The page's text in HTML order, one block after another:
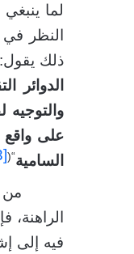
لما
النظر في
ذلك
الدوائر
والتوجيه
على واقع
السامية“(
[3]
من
فيه إلى